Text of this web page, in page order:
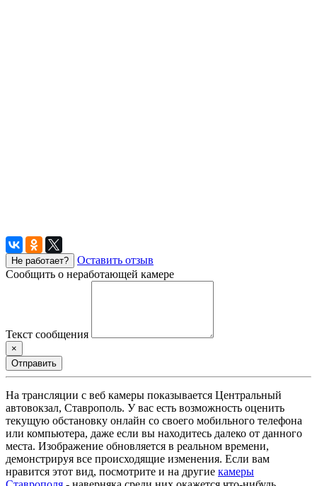
Не работает?
Оставить отзыв
Сообщить о неработающей камере
Текст сообщения
×
Отправить
На трансляции с веб камеры показывается Центральный
автовокзал, Ставрополь. У вас есть возможность оценить
текущую обстановку онлайн со своего мобильного телефона
или компьютера, даже если вы находитесь далеко от данного
места. Изображение обновляется в реальном времени,
демонстрируя все происходящие изменения. Если вам
нравится этот вид, посмотрите и на другие камеры